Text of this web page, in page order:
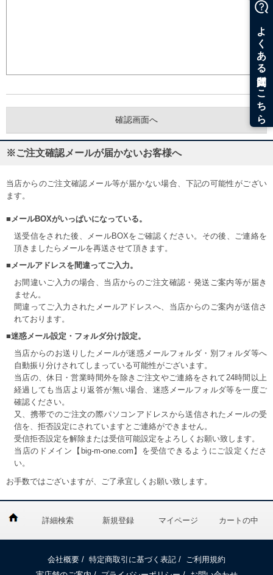
※ご注文確認メールが届かないお客様へ
当店からのご注文確認メール等が届かない場合、下記の可能性がござい
ます。
■メールBOXがいっぱいになっている。
送受信をされた後、メールBOXをご確認ください。その後、ご連絡を
頂きましたらメールを再送させて頂きます。
■メールアドレスを間違ってご入力。
お間違いご入力の場合、当店からのご注文確認・発送ご案内等が届き
ません。
間違ってご入力されたメールアドレスへ、当店からのご案内が送信さ
れております。
■迷惑メール設定・フォルダ分け設定。
当店からのお送りしたメールが迷惑メールフォルダ・別フォルダ等へ
自動振り分けされてしまっている可能性がございます。
当店の、休日・営業時間外を除きご注文やご連絡をされて24時間以上
経過しても当店より返答が無い場合、迷惑メールフォルダ等を一度ご
確認ください。
又、携帯でのご注文の際パソコンアドレスから送信されたメールの受
信を、拒否設定にされていますとご連絡ができません。
受信拒否設定を解除または受信可能設定をよろしくお願い致します。
当店のドメイン【big-m-one.com】を受信できるようにご設定くださ
い。
お手数ではございますが、ご了承宜しくお願い致します。
詳細検索 新規登録 マイページ カートの中
会社概要 / 特定商取引に基づく表記 /
ご利用規約